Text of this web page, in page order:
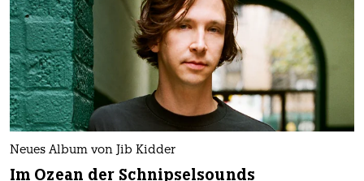
Neues Album von Jib Kidder
Im Ozean der Schnipselsounds